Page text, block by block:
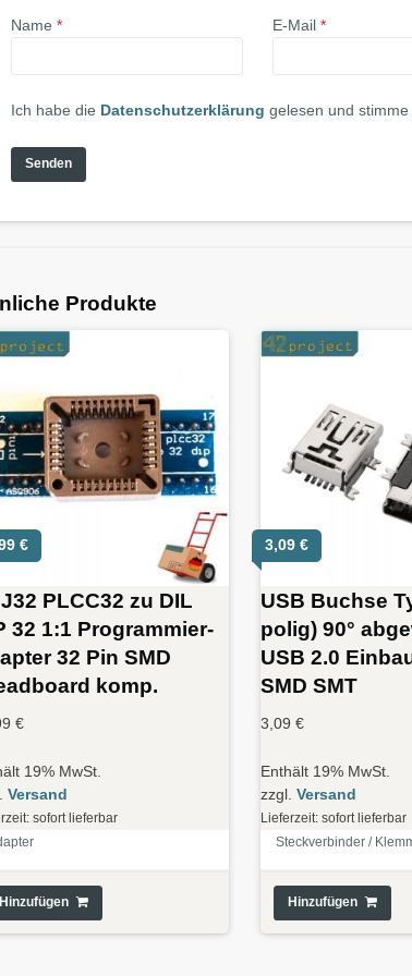
Name * E-Mail *
Ich habe die Datenschutzerklärung gelesen und stimme
Produkte
€
PLCC32 zu DIL
32 1:1 Programmier-
32 Pin SMD
komp.
€
19% MwSt.
Versand
sofort lieferbar
Hinzufügen
3,09 €
USB Buchse
polig) 90°
USB 2.0
SMD SMT
3,09€
Enthält 19% MwSt.
zzgl.Versand
Lieferzeit: sofort lieferbar
Steckverbinder /
Hinzufügen